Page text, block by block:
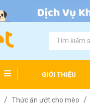
GIỚI THIỆU
Thức ăn ướt cho mèo